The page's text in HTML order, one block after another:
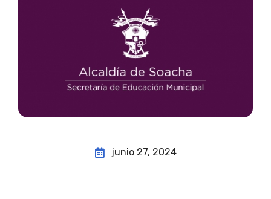
junio 27, 2024